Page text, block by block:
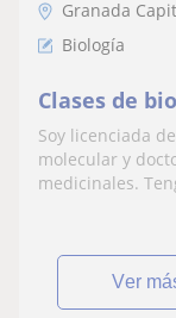
Granada
Biología
Clases de
Soy licenciada
molecular y
medicinales.
ver